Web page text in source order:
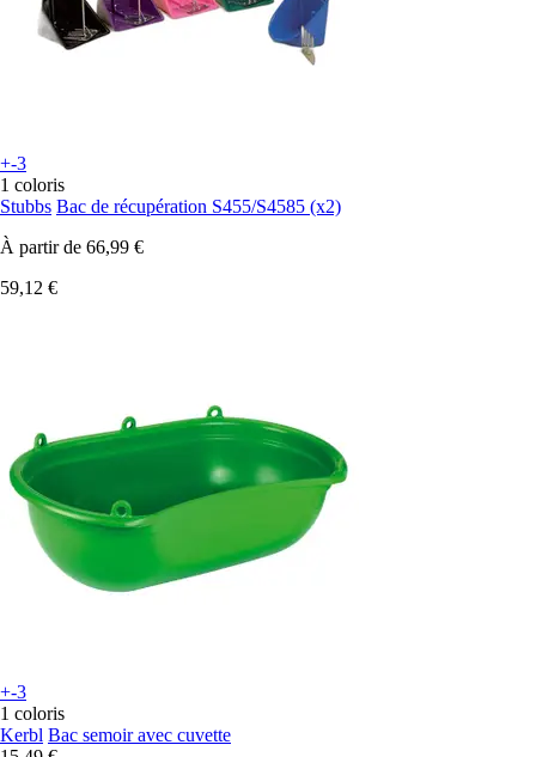
+-3
1 coloris
Stubbs Bac de récupération S455/S4585 (x2)
À partir de 66,99 €
59,12 €
+-3
1 coloris
Kerbl Bac semoir avec cuvette